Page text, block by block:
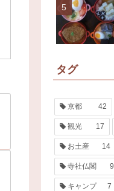
タグ
京都 42
観光 17
お土産 14
寺社仏閣 9
キャンプ 7